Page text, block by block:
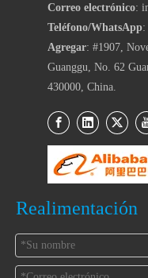
Correo electrónico:
Teléfono/WhatsApp:
Agregar: #1907,
Guanggu, No. 62
430000, China.
Realimentación